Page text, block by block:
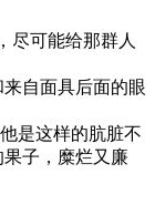
尽可能给那群人
自面具后面的眼
是这样的肮脏不
子，糜烂又廉